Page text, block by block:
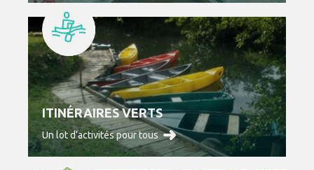
ITINÉRAIRES VERTS
Un lot d’activités pour tous